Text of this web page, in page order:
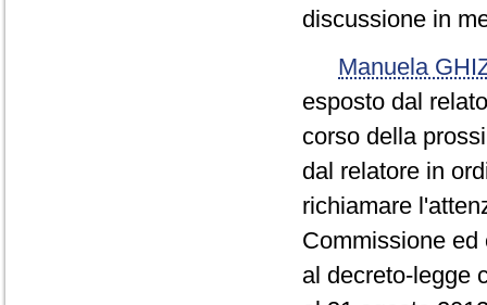
discussione in
Manuela
esposto dal
corso della
dal relatore in
richiamare
Commissione
al decreto-legge